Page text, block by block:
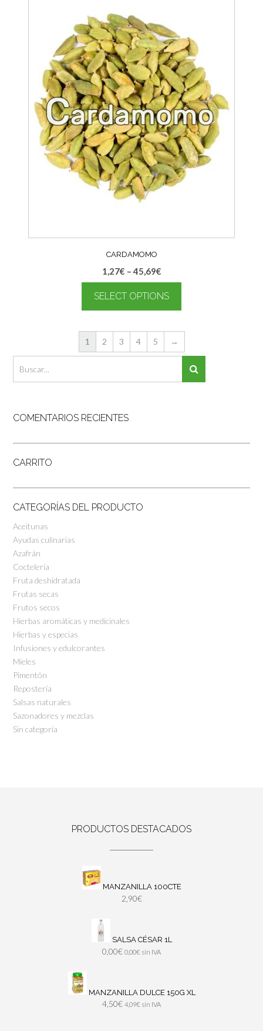
CARDAMOMO
1,27€ –45,69€
SELECT OPTIONS
1 2 3 4 5 →
COMENTARIOS RECIENTES
CARRITO
CATEGORÍAS DEL PRODUCTO
Aceitunas
Ayudas culinarias
Azafrán
Coctelería
Fruta deshidratada
Frutas secas
Frutos secos
Hierbas aromáticas y medicinales
Hierbas y especias
Infusiones y edulcorantes
Mieles
Pimentón
Repostería
Salsas naturales
Sazonadores y mezclas
Sin categoría
PRODUCTOS DESTACADOS
MANZANILLA 100CTE
2,90€
SALSA CÉSAR 1L
0,00€ 0,00€ sin IVA
MANZANILLA DULCE 150G XL
4,50€ 4,09€ sin IVA